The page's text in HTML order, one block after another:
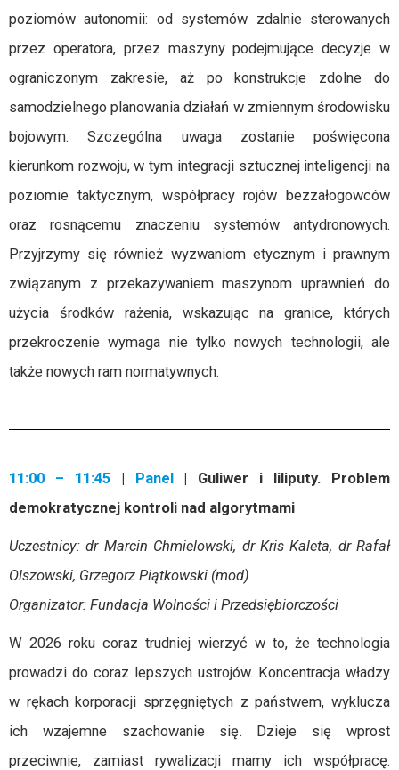
poziomów autonomii: od systemów zdalnie sterowanych
przez operatora, przez maszyny podejmujące decyzje w
ograniczonym zakresie, aż po konstrukcje zdolne do
samodzielnego planowania działań w zmiennym środowisku
bojowym. Szczególna uwaga zostanie poświęcona
kierunkom rozwoju, w tym integracji sztucznej inteligencji na
poziomie taktycznym, współpracy rojów bezzałogowców
oraz rosnącemu znaczeniu systemów antydronowych.
Przyjrzymy się również wyzwaniom etycznym i prawnym
związanym z przekazywaniem maszynom uprawnień do
użycia środków rażenia, wskazując na granice, których
przekroczenie wymaga nie tylko nowych technologii, ale
także nowych ram normatywnych.
11:00 – 11:45| Panel| Guliwer i liliputy. Problem
demokratycznej kontroli nad algorytmami
Uczestnicy: dr Marcin Chmielowski, dr Kris Kaleta, dr Rafał
Olszowski, Grzegorz Piątkowski (mod)
Organizator: Fundacja Wolności i Przedsiębiorczości
W 2026 roku coraz trudniej wierzyć w to, że technologia
prowadzi do coraz lepszych ustrojów. Koncentracja władzy
w rękach korporacji sprzęgniętych z państwem, wyklucza
ich wzajemne szachowanie się. Dzieje się wprost
przeciwnie, zamiast rywalizacji mamy ich współpracę.